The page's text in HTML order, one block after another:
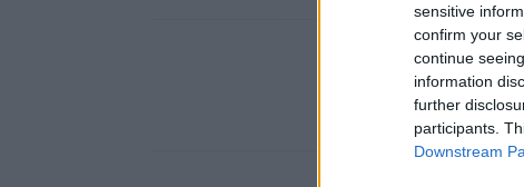
sensitive
confirm your
continue
information
further
participants.
Downstream